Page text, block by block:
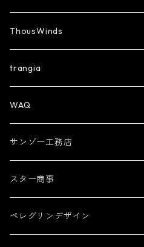
ThousWinds
trangia
WAQ
サンゾー工務店
スター商事
ペレグリンデザイン